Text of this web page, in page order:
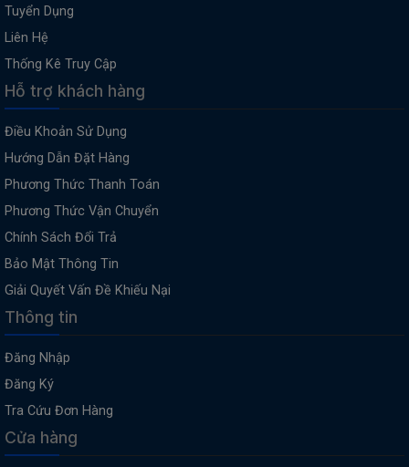
Tuyển Dụng
Liên Hệ
Thống Kê Truy Cập
Hỗ trợ khách hàng
Điều Khoản Sử Dụng
Hướng Dẫn Đặt Hàng
Phương Thức Thanh Toán
Phương Thức Vận Chuyển
Chính Sách Đổi Trả
Bảo Mật Thông Tin
Giải Quyết Vấn Đề Khiếu Nại
Thông tin
Đăng Nhập
Đăng Ký
Tra Cứu Đơn Hàng
Cửa hàng